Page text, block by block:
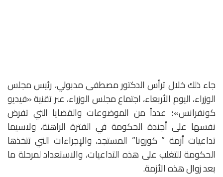
جاء ذلك خلال ترأس الدكتور مصطفى مدبولي، رئيس مجلس
الوزراء، اليوم الأربعاء، اجتماع مجلس الوزراء، عبر تقنية «فيديو
كونفرانس»؛ عدداً من الموضوعات والقضايا التي تفرض
نفسها على أجندة الحكومة في الفترة الراهنة، ولاسيما
تداعيات أزمة ” كورونا” المستجد، والإجراءات التي تتخذها
الحكومة للتغلب على هذه التداعيات، والاستعداد لمرحلة ما
بعد زوال هذه الأزمة.